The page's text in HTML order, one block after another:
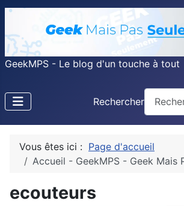
GeekMPS - Le blog d'un touche à tout
Rechercher
Vous êtes ici : Page d'accueil
Accueil - GeekMPS - Geek Mais
ecouteurs